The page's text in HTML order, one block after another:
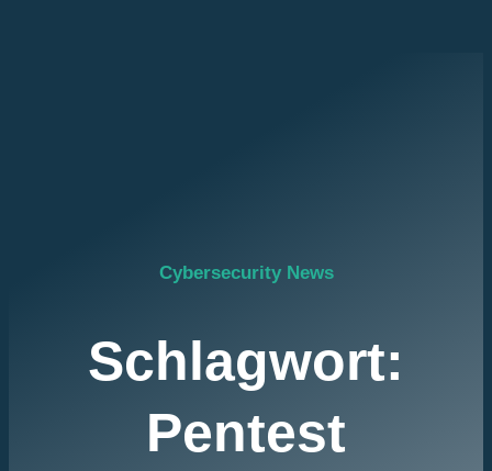
Cybersecurity News
Schlagwort:
Pentest